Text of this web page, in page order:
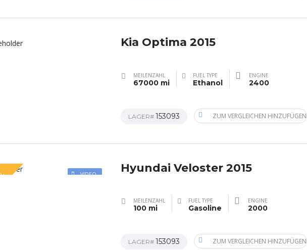
Kia Optima 2015
MEILENZAHL
67000 mi
FUEL TYPE
Ethanol
ENGINE
2400
LAGER# 153093 ZUM VERGLEICHEN HINZUFÜGEN
VIDEO Hyundai Veloster 2015
MEILENZAHL
100 mi
FUEL TYPE
Gasoline
ENGINE
2000
LAGER# 153093 ZUM VERGLEICHEN HINZUFÜGEN